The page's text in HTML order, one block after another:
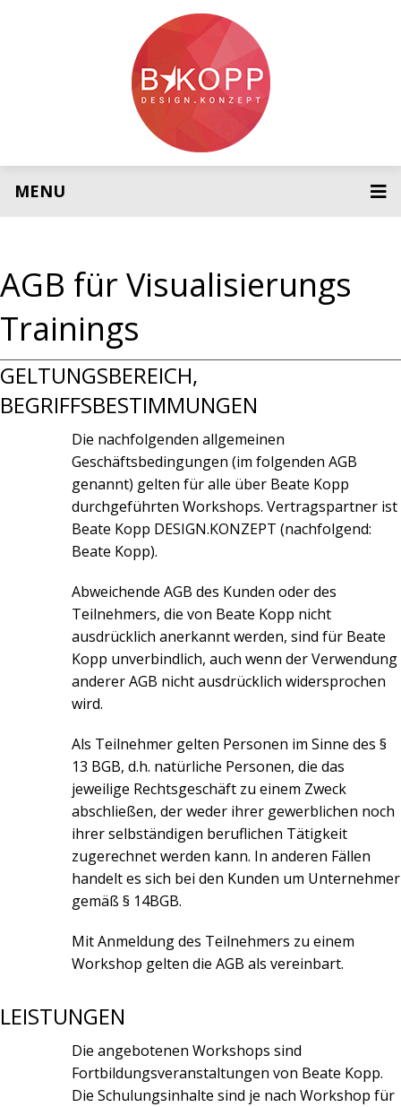
MENU
AGB für Visualisierungs
Trainings
GELTUNGSBEREICH,
BEGRIFFSBESTIMMUNGEN
Die nachfolgenden allgemeinen
Geschäftsbedingungen (im folgenden AGB
genannt) gelten für alle über Beate Kopp
durchgeführten Workshops. Vertragspartner ist
Beate Kopp DESIGN.KONZEPT (nachfolgend:
Beate Kopp).
Abweichende AGB des Kunden oder des
Teilnehmers, die von Beate Kopp nicht
ausdrücklich anerkannt werden, sind für Beate
Kopp unverbindlich, auch wenn der Verwendung
anderer AGB nicht ausdrücklich widersprochen
wird.
Als Teilnehmer gelten Personen im Sinne des §
13 BGB, d.h. natürliche Personen, die das
jeweilige Rechtsgeschäft zu einem Zweck
abschließen, der weder ihrer gewerblichen noch
ihrer selbständigen beruflichen Tätigkeit
zugerechnet werden kann. In anderen Fällen
handelt es sich bei den Kunden um Unternehmer
gemäß § 14BGB.
Mit Anmeldung des Teilnehmers zu einem
Workshop gelten die AGB als vereinbart.
LEISTUNGEN
Die angebotenen Workshops sind
Fortbildungsveranstaltungen von Beate Kopp.
Die Schulungsinhalte sind je nach Workshop für